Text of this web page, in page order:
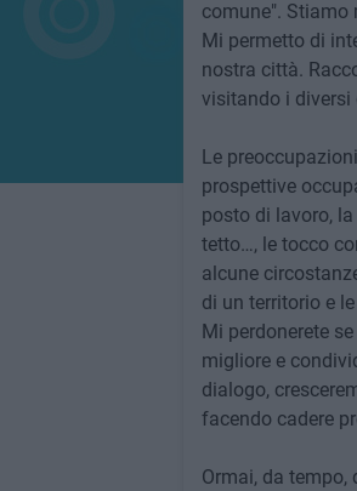
comune". Stiamo
Mi permetto di
nostra città.
visitando i diversi
Le
prospettive
posto di lavoro,
tetto…, le tocco
alcune
di un territorio e
Mi perdonerete
migliore e
dialogo,
facendo cadere
Ormai, da